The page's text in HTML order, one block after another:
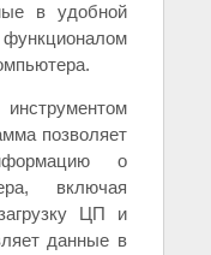
в удобной
позволяет
о
включая
ЦП и
данные в